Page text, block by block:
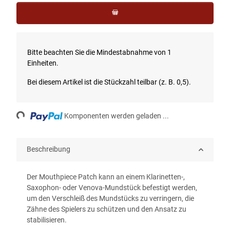
Bitte beachten Sie die Mindestabnahme von 1
Einheiten.
Bei diesem Artikel ist die Stückzahl teilbar (z. B. 0,5).
Komponenten werden geladen ...
Beschreibung
Der Mouthpiece Patch kann an einem Klarinetten-,
Saxophon- oder Venova-Mundstück befestigt werden,
um den Verschleiß des Mundstücks zu verringern, die
Zähne des Spielers zu schützen und den Ansatz zu
stabilisieren.